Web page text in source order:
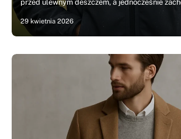
przed ulewnym deszczem, a jednocześnie
29 kwietnia 2026